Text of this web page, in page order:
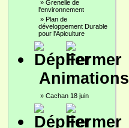
» Grenelle de
l'environnement
» Plan de
développement Durable
pour l'Apiculture
Animations
» Cachan 18 juin